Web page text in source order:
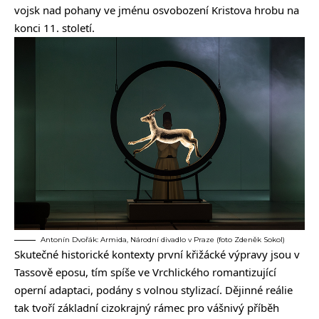
vojsk nad pohany ve jménu osvobození Kristova hrobu na
konci 11. století.
Antonín Dvořák: Armida, Národní divadlo v Praze (foto Zdeněk Sokol)
Skutečné historické kontexty první křižácké výpravy jsou v
Tassově eposu, tím spíše ve Vrchlického romantizující
operní adaptaci, podány s volnou stylizací. Dějinné reálie
tak tvoří základní cizokrajný rámec pro vášnivý příběh